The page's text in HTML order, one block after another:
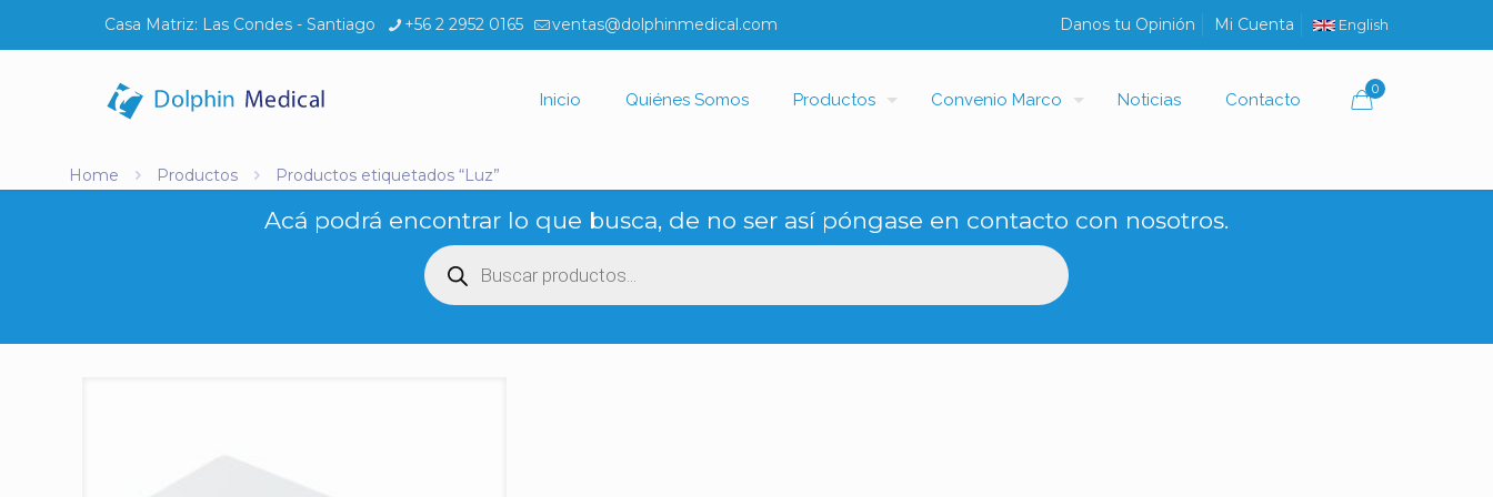
Casa Matriz: Las Condes - Santiago +56 2 2952 0165 ventas@dolphinmedical.com Danos tu Opinión Mi Cuenta English
Inicio Quiénes Somos Productos Convenio Marco Noticias Contacto
0
Home Productos Productos etiquetados “Luz”
Acá podrá encontrar lo que busca, de no ser así póngase en contacto con nosotros.
Búsqueda
de
productos